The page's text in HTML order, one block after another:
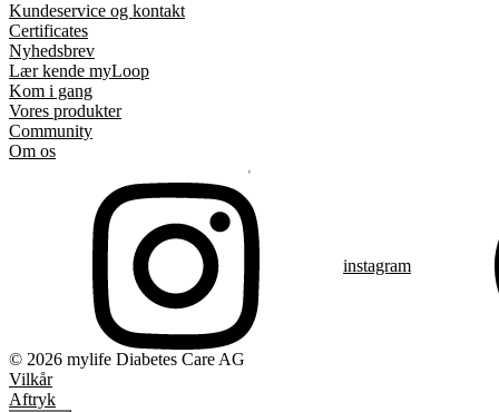
Kundeservice og kontakt
Certificates
Nyhedsbrev
Lær kende myLoop
Kom i gang
Vores produkter
Community
Om os
instagram
© 2026 mylife Diabetes Care AG
Vilkår
Aftryk